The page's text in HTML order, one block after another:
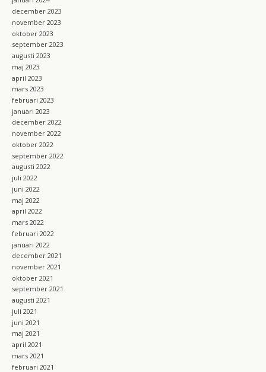
december 2023
november 2023
oktober 2023
september 2023
augusti 2023
maj 2023
april 2023
mars 2023
februari 2023
januari 2023
december 2022
november 2022
oktober 2022
september 2022
augusti 2022
juli 2022
juni 2022
maj 2022
april 2022
mars 2022
februari 2022
januari 2022
december 2021
november 2021
oktober 2021
september 2021
augusti 2021
juli 2021
juni 2021
maj 2021
april 2021
mars 2021
februari 2021